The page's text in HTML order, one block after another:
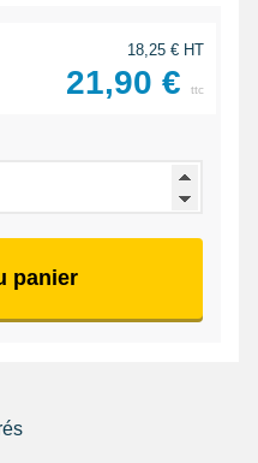
18,25 € HT
21,90 € ttc
panier